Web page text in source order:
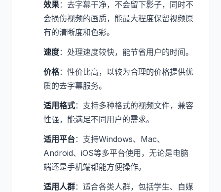
效果：去字幕干净，不会留下影子，同时不
会损伤视频的画质，能最大程度保留视频原
有的清晰度和色彩。
速度：处理速度较快，能节省用户的时间。
价格：性价比高，以较为合理的价格提供优
质的去字幕服务。
适用格式：支持多种格式的视频文件，兼容
性强，能满足不同用户的需求。
适用平台：支持Windows、Mac、
Android、iOS等多平台使用，无论是电脑
端还是手机端都能方便操作。
适用人群：适合各类人群，包括学生、自媒